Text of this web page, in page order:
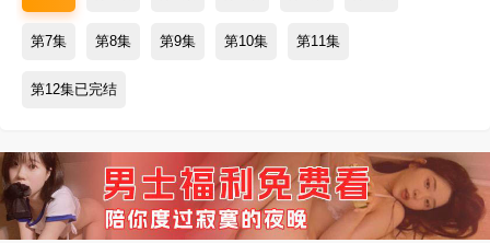
第7集 第8集 第9集 第10集 第11集
第12集已完结